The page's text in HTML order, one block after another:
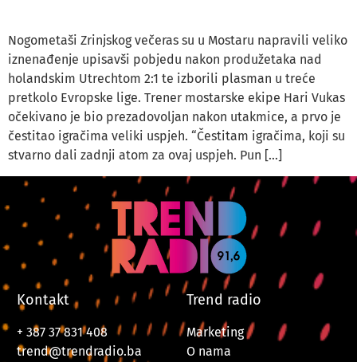
Nogometaši Zrinjskog večeras su u Mostaru napravili veliko
iznenađenje upisavši pobjedu nakon produžetaka nad
holandskim Utrechtom 2:1 te izborili plasman u treće
pretkolo Evropske lige. Trener mostarske ekipe Hari Vukas
očekivano je bio prezadovoljan nakon utakmice, a prvo je
čestitao igračima veliki uspjeh. “Čestitam igračima, koji su
stvarno dali zadnji atom za ovaj uspjeh. Pun […]
Kontakt
+ 387 37 831 408
trend@trendradio.ba
Trend radio
Marketing
O nama